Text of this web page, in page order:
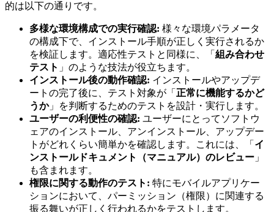
的は以下の通りです。
多様な環境構成での実行確認: 様々な環境パラメータ
の構成下で、インストール手順が正しく実行されるか
を検証します。適応性テストと同様に、「 組み合わせ
テスト 」のような技法が役立ちます。
インストール後の動作確認: インストールやアップデ
ートの完了後に、テスト対象が「 正常に機能するかど
うか」を判断するためのテストを設計・実行します。
ユーザーの利便性の確認: ユーザーにとってソフトウ
ェアのインストール、アンインストール、アップデー
トがどれくらい簡単かを確認します。これには、「 イ
ンストールドキュメント（マニュアル）のレビュー 」
も含まれます。
権限に関する動作のテスト: 特にモバイルアプリケー
ションにおいて、パーミッション（権限）に関連する
振る舞いが正しく行われるかをテストします。